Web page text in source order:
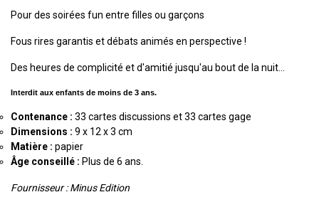
Pour des soirées fun entre filles ou garçons
Fous rires garantis et débats animés en perspective !
Des heures de complicité et d'amitié jusqu'au bout de la nuit...
Interdit aux enfants de moins de 3 ans.
Contenance : 33 cartes discussions et 33 cartes gage
Dimensions : 9 x 12 x 3 cm
Matière : papier
Âge conseillé : Plus de 6 ans.
Fournisseur : Minus Edition